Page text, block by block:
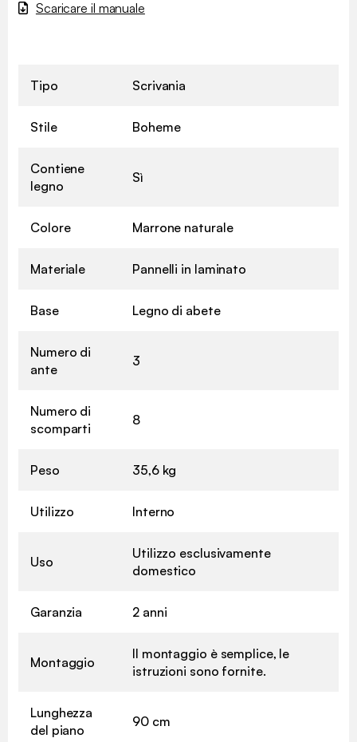
Scaricare il manuale
Tipo Scrivania
Stile Boheme
Contiene
legno
Sì
Colore Marrone naturale
Materiale Pannelli in laminato
Base Legno di abete
Numero di
ante
3
Numero di
scomparti
8
Peso 35,6 kg
Utilizzo Interno
Uso
Utilizzo esclusivamente
domestico
Garanzia 2 anni
Montaggio
Il montaggio è semplice, le
istruzioni sono fornite.
Lunghezza
del piano
90 cm